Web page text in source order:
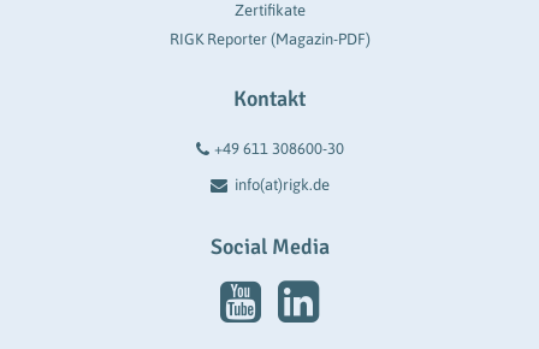
Zertifikate
RIGK Reporter (Magazin-PDF)
Kontakt
+49 611 308600-30
info(at)rigk.de
Social Media